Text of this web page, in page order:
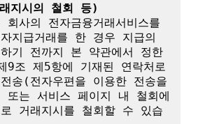
지시의 철회 등)
사의 전자금융거래서비스를
지급거래를 한 경우 지급의
기 전까지 본 약관에서 정한
9조 제5항에 기재된 연락처로
송(전자우편을 이용한 전송을
또는 서비스 페이지 내 철회에
거래지시를 철회할 수 있습